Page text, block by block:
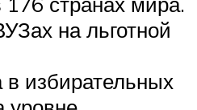
на льготной
в избирательных